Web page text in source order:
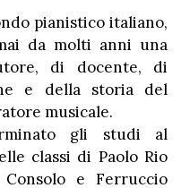
pianistico italiano,
da molti anni una
di docente, di
e della storia del
musicale.
gli studi al
classi di Paolo Rio
e Ferruccio